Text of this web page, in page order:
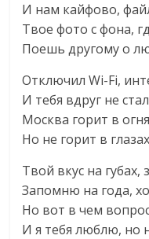
И нам кайфово,
Твое фото с фона,
Поешь другому о
Отключил Wi-Fi,
И тебя вдруг не
Москва горит в
Но не горит в
Твой вкус на губах,
Запомню на года,
Но вот в чем
И я тебя люблю, но